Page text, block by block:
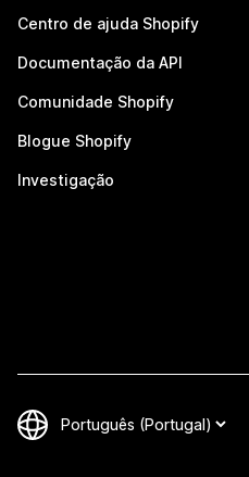
Centro de ajuda Shopify
Documentação da API
Comunidade Shopify
Blogue Shopify
Investigação